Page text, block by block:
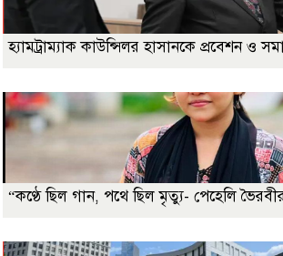
হ্যামট্রাম্যাক কাউন্সিলর হাসানকে প্রবেশন ও
“কণ্ঠে ছিল গান, পথে ছিল মৃত্যু- পেহেলি